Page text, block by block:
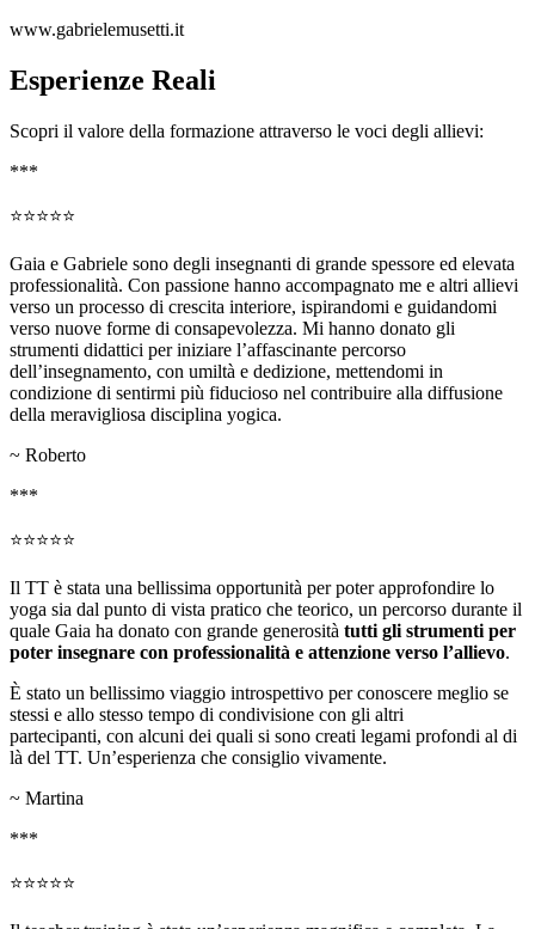
www.gabrielemusetti.it
Esperienze Reali
Scopri il valore della formazione attraverso le voci degli allievi:
***
⭐⭐⭐⭐⭐
Gaia e Gabriele sono degli insegnanti di grande spessore ed elevata
professionalità. Con passione hanno accompagnato me e altri allievi
verso un processo di crescita interiore, ispirandomi e guidandomi
verso nuove forme di consapevolezza. Mi hanno donato gli
strumenti didattici per iniziare l’affascinante percorso
dell’insegnamento, con umiltà e dedizione, mettendomi in
condizione di sentirmi più fiducioso nel contribuire alla diffusione
della meravigliosa disciplina yogica.
~ Roberto
***
⭐⭐⭐⭐⭐
Il TT è stata una bellissima opportunità per poter approfondire lo
yoga sia dal punto di vista pratico che teorico, un percorso durante il
quale Gaia ha donato con grande generosità tutti gli strumenti per
poter insegnare con professionalità e attenzione verso l’allievo.
È stato un bellissimo viaggio introspettivo per conoscere meglio se
stessi e allo stesso tempo di condivisione con gli altri
partecipanti, con alcuni dei quali si sono creati legami profondi al di
là del TT. Un’esperienza che consiglio vivamente.
~ Martina
***
⭐⭐⭐⭐⭐